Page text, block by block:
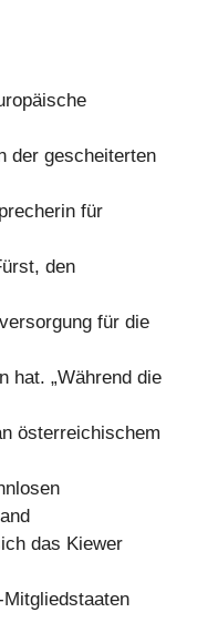
der gescheiterten
für
den
für die
hat. „Während die
österreichischem
das Kiewer